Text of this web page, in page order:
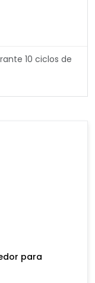
10 ciclos de
para